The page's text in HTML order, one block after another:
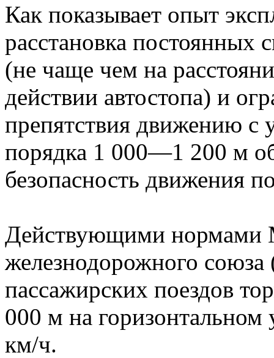
Как показывает опыт
расстановка постоянных
(не чаще чем на
действии автостопа) и
препятствия движению с
порядка 1 000—1 200 м
безопасность движения
Действующими нормами
железнодорожного
пассажирских поездов
000 м на горизонтальном
км/ч.